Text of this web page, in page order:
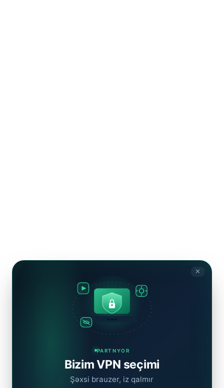
PARTNYOR
Bizim VPN seçimi
Şəxsi brauzer, iz qalmır
✕